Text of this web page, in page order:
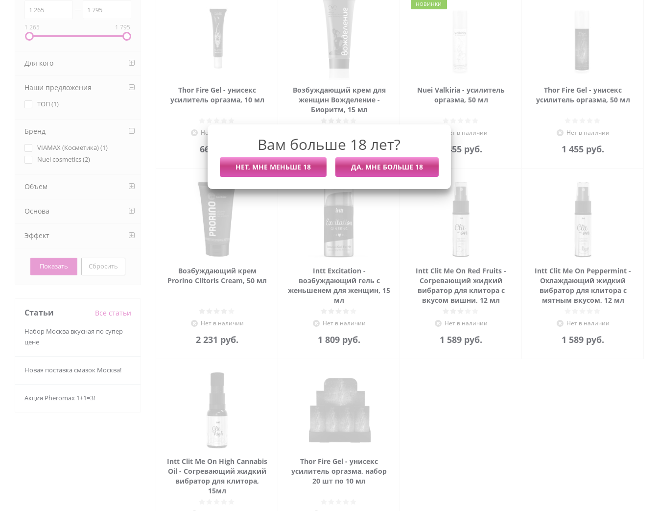
Thor Fire Gel - унисекс
усилитель оргазма, 10 мл
Нет в наличии
665
Возбуждающий крем для
женщин Вожделение -
Биоритм, 15 мл
462руб.
НОВИНКИ
Nuei Valkiria - усилитель
оргазма, 50 мл
Нет в наличии
1 455 руб.
Thor Fire Gel - унисекс
усилитель оргазма, 50 мл
Нет в наличии
1 455 руб.
Возбуждающий крем
Prorino Clitoris Cream, 50 мл
Нет в наличии
2 231 руб.
Intt Excitation -
возбуждающий гель с
женьшенем для женщин, 15
мл
Нет в наличии
1 809 руб.
Intt Clit Me On Red Fruits -
Согревающий жидкий
вибратор для клитора с
вкусом вишни, 12 мл
Нет в наличии
1 589 руб.
Intt Clit Me On Peppermint -
Охлаждающий жидкий
вибратор для клитора с
мятным вкусом, 12 мл
Нет в наличии
1 589 руб.
Intt Clit Me On High Cannabis
Oil - Согревающий жидкий
вибратор для клитора,
15мл
Thor Fire Gel - унисекс
усилитель оргазма, набор
20 шт по 10 мл
1 265 1 795
Для кого
Наши предложения
ТОП (1)
Бренд
VIAMAX (Косметика) (1)
Nuei cosmetics (2)
Объем
Основа
Эффект
Сбросить
Статьи Все статьи
Набор Москва вкусная по супер
цене
Новая поставка смазок Москва!
Акция Pheromax 1+1=3!
Вам больше 18 лет?